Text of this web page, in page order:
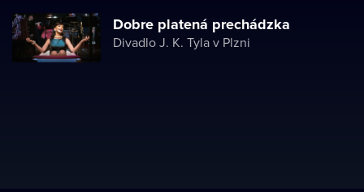
Dobre platená prechádzka
Divadlo J. K. Tyla v Plzni